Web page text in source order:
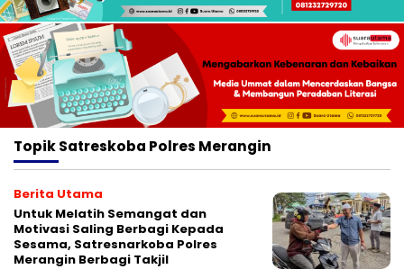
TopikSatreskoba Polres Merangin
Berita Utama
Untuk Melatih Semangat dan
Motivasi Saling Berbagi Kepada
Sesama, Satresnarkoba Polres
Merangin Berbagi Takjil